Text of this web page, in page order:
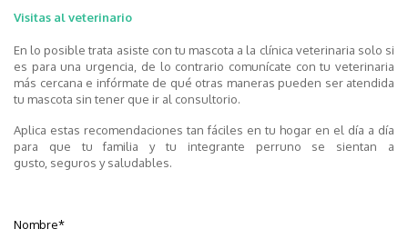
Visitas al veterinario
En lo posible trata asiste con tu mascota a la clínica veterinaria solo si
es para una urgencia, de lo contrario comunícate con tu veterinaria
más cercana e infórmate de qué otras maneras pueden ser atendida
tu mascota sin tener que ir al consultorio.
Aplica estas recomendaciones tan fáciles en tu hogar en el día a día
para que tu familia y tu integrante perruno se sientan a
gusto, seguros ysaludables.
Nombre*